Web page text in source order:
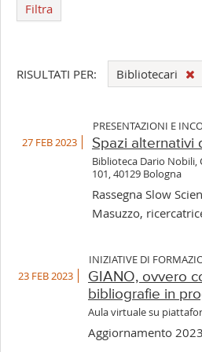
Filtra
RISULTATI PER: Bibliotecari
PRESENTAZIONI E
27 FEB 2023
Spazi alternativi
Biblioteca Dario Nobili,
101, 40129 Bologna
Rassegna Slow
Masuzzo,
INIZIATIVE DI
23 FEB 2023
GIANO, ovvero
bibliografie in
Aula virtuale su
Aggiornamento 2023